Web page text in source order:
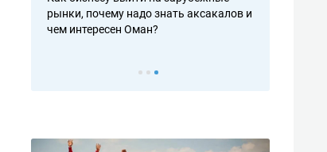
рынки, почему надо знать аксакалов и
чем интересен Оман?